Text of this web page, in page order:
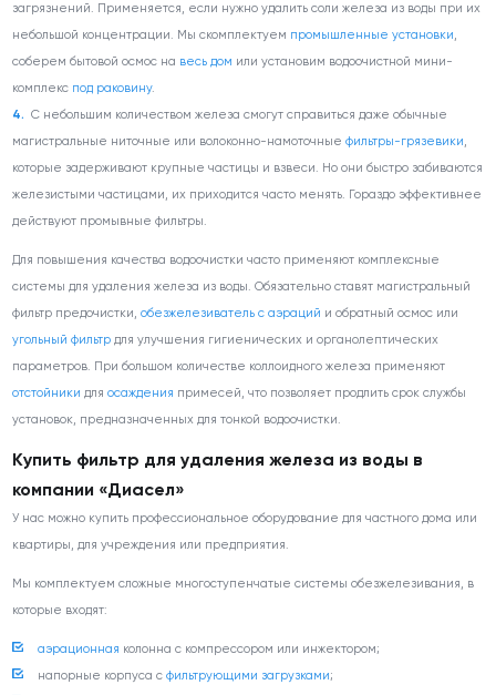
загрязнений. Применяется, если нужно удалить соли железа из воды при их
небольшой концентрации. Мы скомплектуем промышленные установки,
соберем бытовой осмос на весь дом или установим водоочистной мини-
комплекс под раковину.
С небольшим количеством железа смогут справиться даже обычные
магистральные ниточные или волоконно-намоточныефильтры-грязевики,
которые задерживают крупные частицы и взвеси. Но они быстро забиваются
железистыми частицами, их приходится часто менять. Гораздо эффективнее
действуют промывные фильтры.
Для повышения качества водоочистки часто применяют комплексные
системы для удаления железа из воды. Обязательно ставят магистральный
фильтр предочистки,обезжелезиватель с аэраций и обратный осмос или
угольный фильтр для улучшения гигиенических и органолептических
параметров. При большом количестве коллоидного железа применяют
отстойники дляосаждения примесей, что позволяет продлить срок службы
установок, предназначенных для тонкой водоочистки.
Купить фильтр для удаления железа из воды в
компании «Диасел»
У нас можно купить профессиональное оборудование для частного дома или
квартиры, для учреждения или предприятия.
Мы комплектуем сложные многоступенчатые системы обезжелезивания, в
которые входят:
аэрационная колонна с компрессором или инжектором;
напорные корпуса с фильтрующими загрузками;